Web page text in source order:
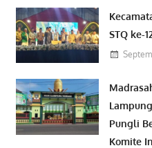
STQ ke-
Pungli
Komite